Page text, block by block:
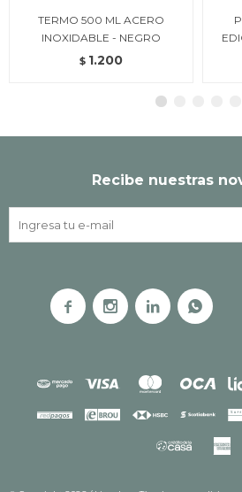
TERMO 500 ML ACERO
INOXIDABLE - NEGRO
$ 1.200
Recibe nuestras
   